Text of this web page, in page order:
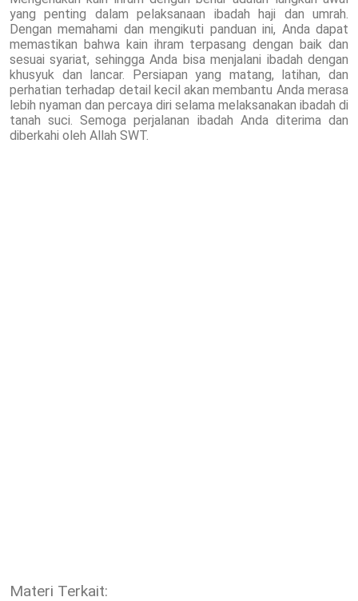
yang penting dalam pelaksanaan ibadah haji dan umrah.
Dengan memahami dan mengikuti panduan ini, Anda dapat
memastikan bahwa kain ihram terpasang dengan baik dan
sesuai syariat, sehingga Anda bisa menjalani ibadah dengan
khusyuk dan lancar. Persiapan yang matang, latihan, dan
perhatian terhadap detail kecil akan membantu Anda merasa
lebih nyaman dan percaya diri selama melaksanakan ibadah di
tanah suci. Semoga perjalanan ibadah Anda diterima dan
diberkahi oleh Allah SWT.
Materi Terkait: